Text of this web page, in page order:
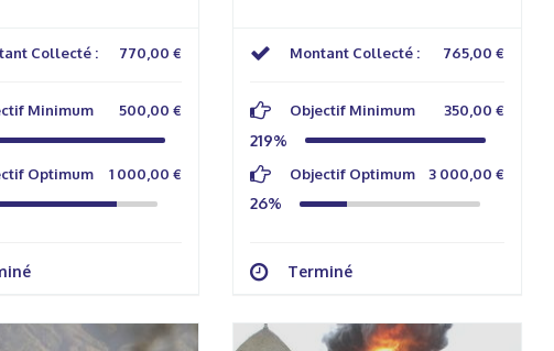
Collecté : 770,00 €
Minimum 500,00 €
Optimum 1 000,00 €
Montant Collecté : 765,00 €
Objectif Minimum 350,00 €
219%
Objectif Optimum 3 000,00 €
26%
Terminé